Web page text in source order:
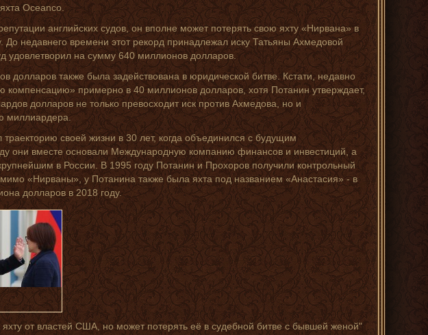
Oceanco.
английских судов, он вполне может потерять свою яхту «Нирвана» в
недавнего времени этот рекорд принадлежал иску Татьяны Ахмедовой
удовлетворил на сумму 640 миллионов долларов.
долларов также была задействована в юридической битве. Кстати, недавно
компенсацию» примерно в 40 миллионов долларов, хотя Потанин утверждает,
долларов не только превосходит иск против Ахмедова, но и
миллиардера.
своей жизни в 30 лет, когда объединился с будущим
они вместе основали Международную компанию финансов и инвестиций, а
в России. В 1995 году Потанин и Прохоров получили контрольный
«Нирваны», у Потанина также была яхта под названием «Анастасия» - в
долларов в 2018 году.
от властей США, но может потерять её в судебной битве с бывшей женой"